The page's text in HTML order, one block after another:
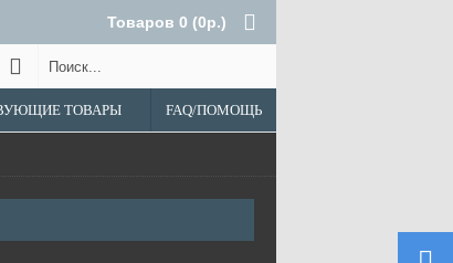
Товаров 0 (0р.)
ТОВАРЫ FAQ/ПОМОЩЬ